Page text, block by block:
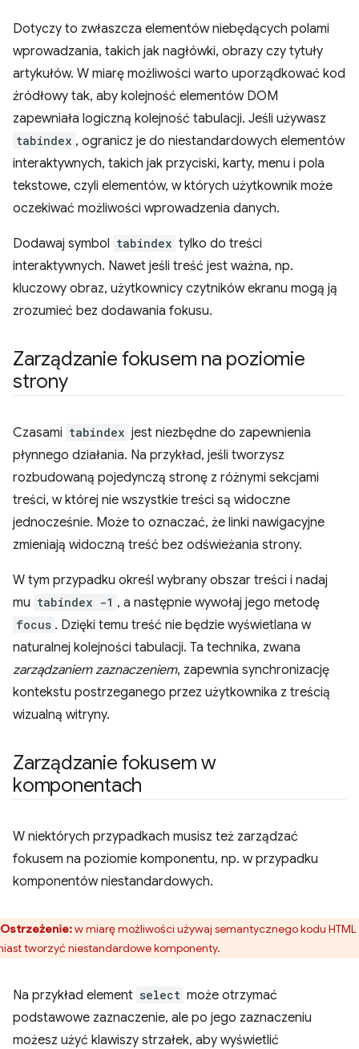
Dotyczy to zwłaszcza elementów niebędących polami
wprowadzania, takich jak nagłówki, obrazy czy tytuły
artykułów. W miarę możliwości warto uporządkować kod
źródłowy tak, aby kolejność elementów DOM
zapewniała logiczną kolejność tabulacji. Jeśli używasz
tabindex , ogranicz je do niestandardowych elementów
interaktywnych, takich jak przyciski, karty, menu i pola
tekstowe, czyli elementów, w których użytkownik może
oczekiwać możliwości wprowadzenia danych.
Dodawaj symbol tabindex tylko do treści
interaktywnych. Nawet jeśli treść jest ważna, np.
kluczowy obraz, użytkownicy czytników ekranu mogą ją
zrozumieć bez dodawania fokusu.
Zarządzanie fokusem na poziomie
strony
Czasami tabindex jest niezbędne do zapewnienia
płynnego działania. Na przykład, jeśli tworzysz
rozbudowaną pojedynczą stronę z różnymi sekcjami
treści, w której nie wszystkie treści są widoczne
jednocześnie. Może to oznaczać, że linki nawigacyjne
zmieniają widoczną treść bez odświeżania strony.
W tym przypadku określ wybrany obszar treści i nadaj
mu tabindex -1 , a następnie wywołaj jego metodę
focus . Dzięki temu treść nie będzie wyświetlana w
naturalnej kolejności tabulacji. Ta technika, zwana
zarządzaniem zaznaczeniem, zapewnia synchronizację
kontekstu postrzeganego przez użytkownika z treścią
wizualną witryny.
Zarządzanie fokusem w
komponentach
W niektórych przypadkach musisz też zarządzać
fokusem na poziomie komponentu, np. w przypadku
komponentów niestandardowych.
Ostrzeżenie:w miarę możliwości używaj semantycznego kodu HTML
tworzyć niestandardowe komponenty.
Na przykład element select może otrzymać
podstawowe zaznaczenie, ale po jego zaznaczeniu
możesz użyć klawiszy strzałek, aby wyświetlić